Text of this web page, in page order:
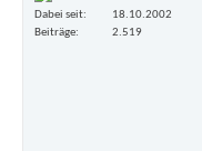
Dabei seit
18.10.2002
Beiträge
2.519